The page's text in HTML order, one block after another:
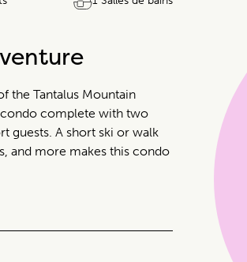
the Tantalus Mountain
condo complete with two
guests. A short ski or walk
and more makes this condo